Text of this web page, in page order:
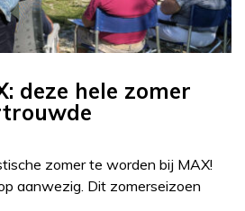
deze hele zomer
zomer te worden bij MAX!
aanwezig. Dit zomerseizoen